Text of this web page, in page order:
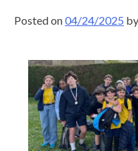
Posted on04/24/2025 by